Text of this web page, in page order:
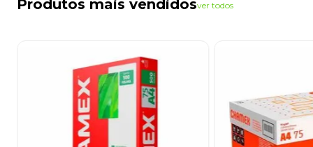
Produtos mais vendidosver todos